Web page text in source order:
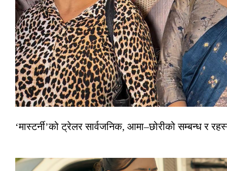
‘मास्टर्नी’को ट्रेलर सार्वजनिक, आमा–छोरीको सम्बन्ध र